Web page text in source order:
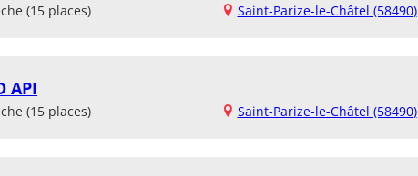
(15 places) Saint-Parize-le-Châtel (58490)
API
(15 places) Saint-Parize-le-Châtel (58490)